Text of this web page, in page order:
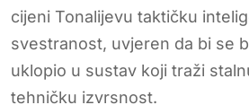
cijeni Tonalijevu taktičku
svestranost, uvjeren da bi se
uklopio u sustav koji traži
tehničku izvrsnost.